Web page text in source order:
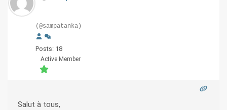
(@sampatanka)
Posts: 18
Active Member
Salut à tous,